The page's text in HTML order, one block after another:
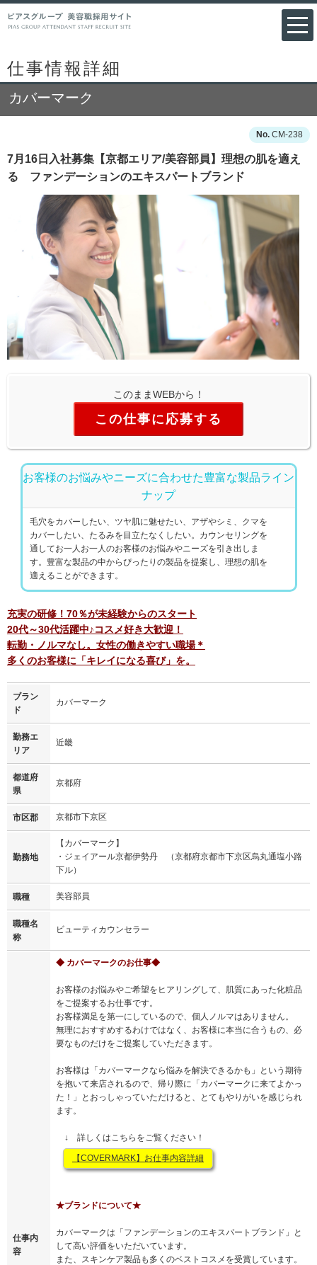
仕事情報詳細
カバーマーク
CM-238
7月16日入社募集【京都エリア/美容部員】理想の肌を適え
る ファンデーションのエキスパートブランド
このままWEBから！
この仕事に応募する
お客様のお悩みやニーズに合わせた豊富な製品ライン
ナップ
毛穴をカバーしたい、ツヤ肌に魅せたい、アザやシミ、クマを
カバーしたい、たるみを目立たなくしたい。カウンセリングを
通してお一人お一人のお客様のお悩みやニーズを引き出しま
す。豊富な製品の中からぴったりの製品を提案し、理想の肌を
適えることができます。
充実の研修！70％が未経験からのスタート
20代～30代活躍中♪コスメ好き大歓迎！
転勤・ノルマなし。女性の働きやすい職場＊
多くのお客様に「キレイになる喜び」を。
ブラン
ド
カバーマーク
勤務エ
リア
近畿
都道府
県
京都府
市区郡 京都市下京区
勤務地
【カバーマーク】
・ジェイアール京都伊勢丹 （京都府京都市下京区烏丸通塩小路
下ル）
職種 美容部員
職種名
称
ビューティカウンセラー
仕事内
容
◆ カバーマークのお仕事◆
お客様のお悩みやご希望をヒアリングして、肌質にあった化粧品
をご提案するお仕事です。
お客様満足を第一にしているので、個人ノルマはありません。
無理におすすめするわけではなく、お客様に本当に合うもの、必
要なものだけをご提案していただきます。
お客様は「カバーマークなら悩みを解決できるかも」という期待
を抱いて来店されるので、帰り際に「カバーマークに来てよかっ
た！」とおっしゃっていただけると、とてもやりがいを感じられ
ます。
↓ 詳しくはこちらをご覧ください！
【COVERMARK】お仕事内容詳細
★ブランドについて★
カバーマークは「ファンデーションのエキスパートブランド」と
して高い評価をいただいています。
また、スキンケア製品も多くのベストコスメを受賞しています。